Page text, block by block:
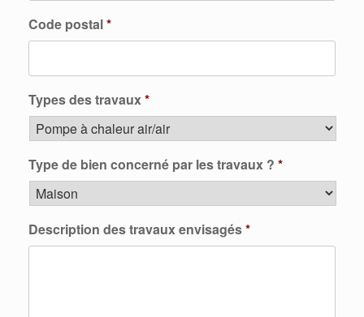
Code postal*
Types des travaux*
Type de bien concerné par les travaux ? *
Description des travaux envisagés*